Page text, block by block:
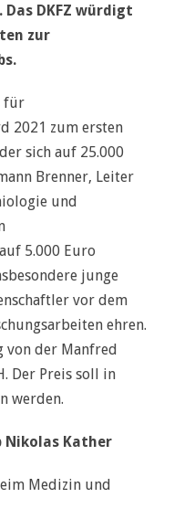
DKFZ würdigt
zur
für
2021 zum ersten
sich auf 25.000
Brenner, Leiter
und
5.000 Euro
junge
vor dem
ehren.
von der Manfred
Der Preis soll in
werden.
Nikolas Kather
Medizin und